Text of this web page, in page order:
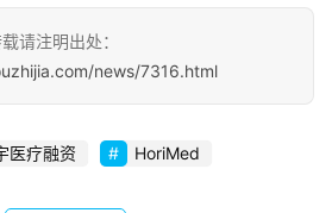
请注明出处：
news/7316.html
医疗融资 HoriMed